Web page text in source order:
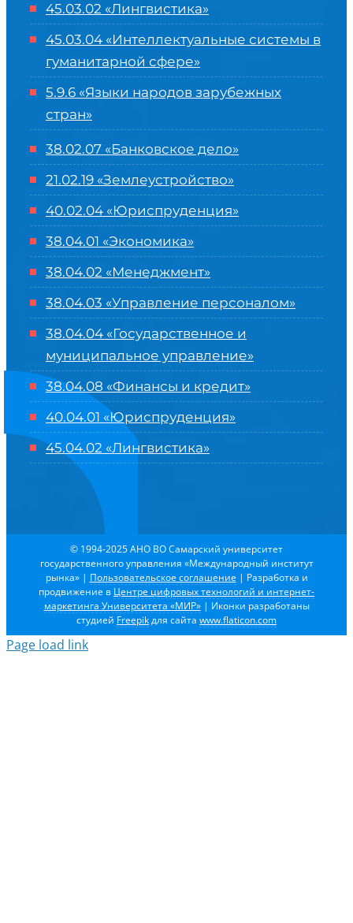
45.03.02 «Лингвистика»
45.03.04 «Интеллектуальные системы в
гуманитарной сфере»
5.9.6 «Языки народов зарубежных
стран»
38.02.07 «Банковское дело»
21.02.19 «Землеустройство»
40.02.04 «Юриспруденция»
38.04.01 «Экономика»
38.04.02 «Менеджмент»
38.04.03 «Управление персоналом»
38.04.04 «Государственное и
муниципальное управление»
38.04.08 «Финансы и кредит»
40.04.01 «Юриспруденция»
45.04.02 «Лингвистика»
© 1994-2025 АНО ВО Самарский университет
государственного управления «Международный институт
рынка» | Пользовательское соглашение | Разработка и
продвижение в Центре цифровых технологий и интернет-
маркетинга Университета «МИР»| Иконки разработаны
студией Freepikдля сайта www.flaticon.com
Page load link